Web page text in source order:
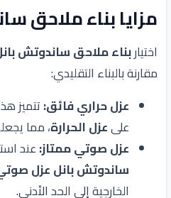
مزايا بناء ملاحق
اختياربناء ملاحق ساندوتش
مقارنة بالبناء التقليدي:
عزل حراري فائق:تتميز
علىعزل الحرارة، مما
عزل صوتي ممتاز:عند
ساندوتش بانل عزل
الخارجية إلى الحد الأدنى.